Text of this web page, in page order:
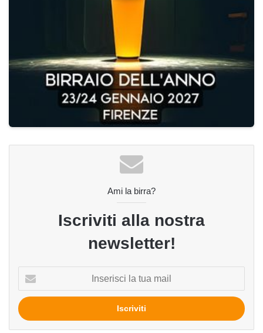
Ami la birra?
Iscriviti alla nostra
newsletter!
tua
mail